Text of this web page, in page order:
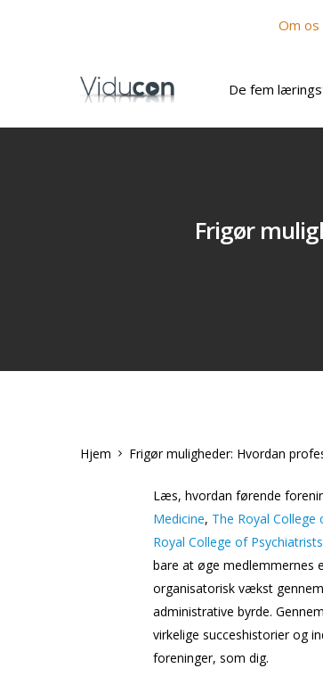
Om
De fem
Frigør
Hjem Frigør muligheder: Hvordan
Læs, hvordan førende
Medicine, The Royal
Royal College of Psychiatrists
bare at øge medlemmernes
organisatorisk vækst
administrative byrde.
virkelige succeshistorier og
foreninger, som dig.